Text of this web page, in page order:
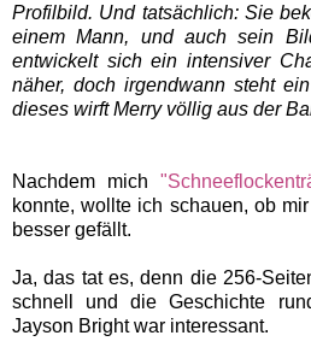
Profilbild. Und tatsächlich: Sie
einem Mann, und auch sein
entwickelt sich ein intensiver
näher, doch irgendwann steht
dieses wirft Merry völlig aus der
Nachdem mich
konnte, wollte ich schauen, ob
besser gefällt.
Ja, das tat es, denn die 256-
schnell und die Geschichte
Jayson Bright war interessant.